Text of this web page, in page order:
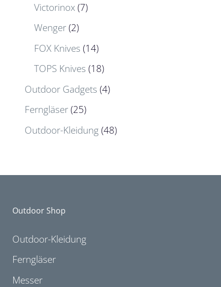
Victorinox(7)
Wenger(2)
FOX Knives (14)
TOPS Knives (18)
Outdoor Gadgets (4)
Ferngläser(25)
Outdoor-Kleidung(48)
Outdoor Shop
Outdoor-Kleidung
Ferngläser
Messer